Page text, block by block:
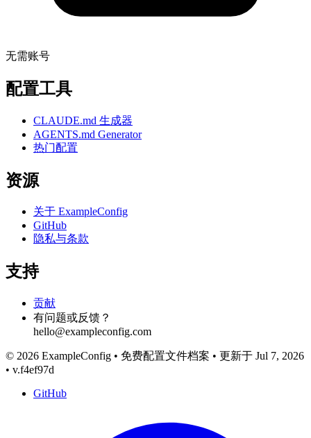
无需账号
配置工具
CLAUDE.md 生成器
AGENTS.md Generator
热门配置
资源
关于 ExampleConfig
GitHub
隐私与条款
支持
贡献
有问题或反馈？
hello@exampleconfig.com
© 2026 ExampleConfig • 免费配置文件档案 • 更新于 Jul 7, 2026
• v.f4ef97d
GitHub